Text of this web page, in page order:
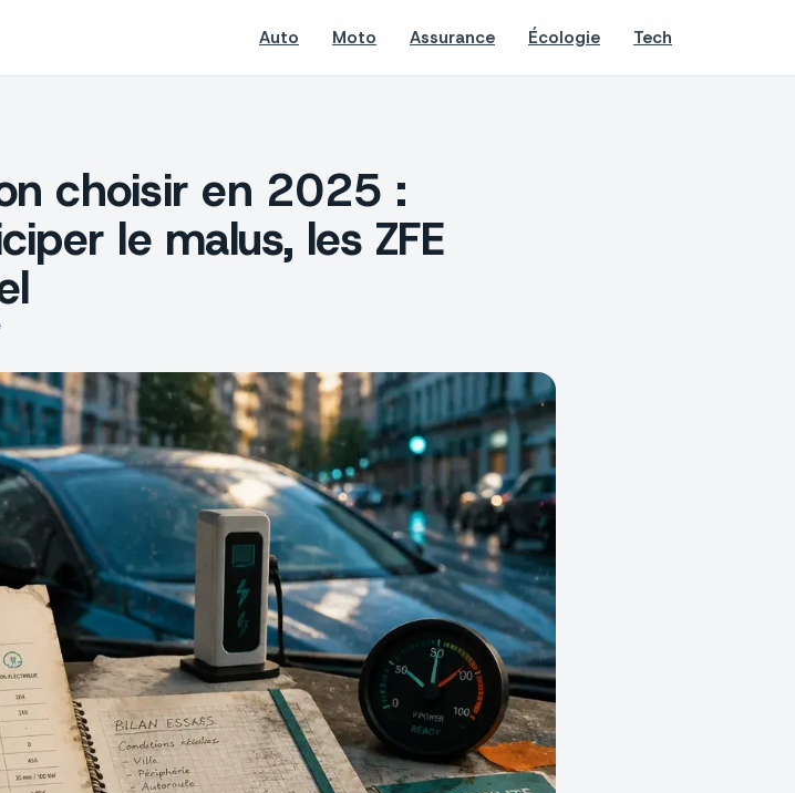
Auto Moto Assurance Écologie Tech
choisir en 2025 :
le malus, les ZFE